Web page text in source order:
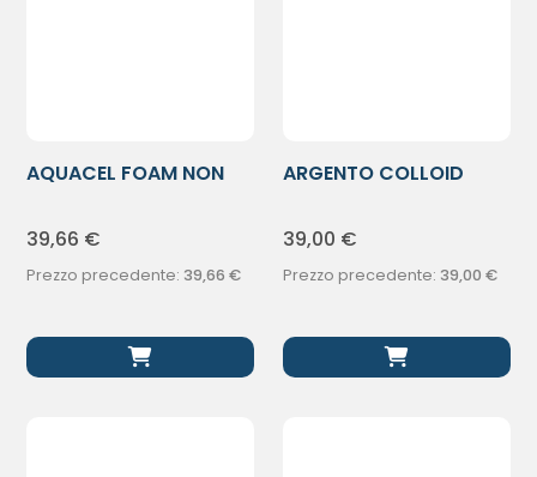
AQUACEL FOAM NON
39,66 €
Prezzo precedente: 39,66 €
ARGENTO COLLOID
39,00 €
Prezzo precedente: 39,00 €